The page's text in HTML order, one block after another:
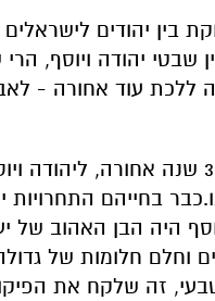
בין יהודים לישראלים
שבטי יהודה ויוסף, הרי
ללכת עוד אחורה -
שנה אחורה, ליהודה
.כבר בחייהם התחרויות
היה הבן האהוב של
וחלם חלומות של
, זה שלקח את